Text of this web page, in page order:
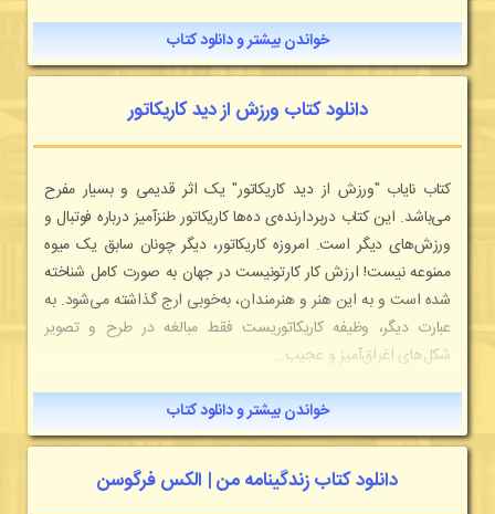
خواندن بیشتر و دانلود کتاب
دانلود کتاب ورزش از دید کاریکاتور
کتاب نایاب "ورزش از دید کاریکاتور" یک اثر قدیمی و بسیار مفرح
می‌باشد. این کتاب دربردارنده‌ی ده‌ها کاریکاتور طنزآمیز درباره فوتبال و
ورزش‌های دیگر است. امروزه کاریکاتور، دیگر چونان سابق یک میوه
ممنوعه نیست! ارزش کار کارتونیست در جهان به صورت کامل شناخته
شده است و به این هنر و هنرمندان، به‌خوبی ارج گذاشته می‌شود. به
عبارت دیگر، وظیفه کاریکاتوریست فقط مبالغه در طرح و تصویر
شکل‌های اغراق‌آمیز و عجیب...
خواندن بیشتر و دانلود کتاب
دانلود کتاب زندگینامه من | الکس فرگوسن